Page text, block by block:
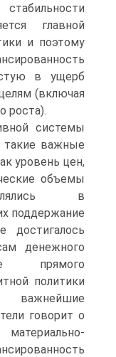
главной
и поэтому
в ущерб
(включая
роста).
системы
такие важные
уровень цен,
объемы
в
поддержание
достигалось
денежного
прямого
политики
важнейшие
говорит о